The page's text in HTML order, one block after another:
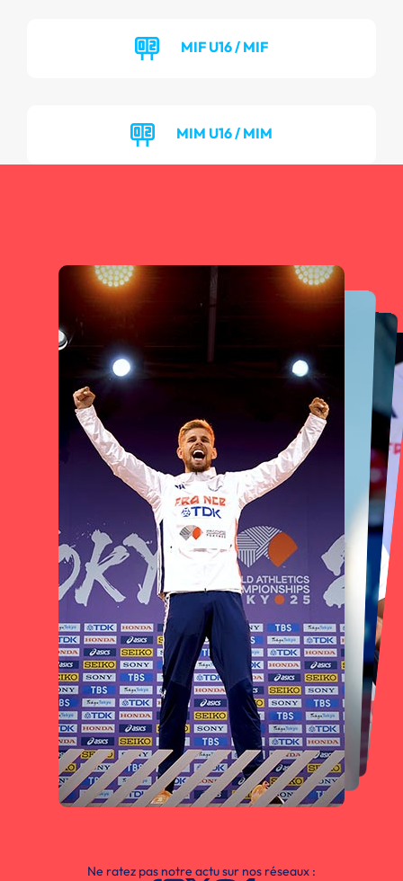
MIF U16 / MIF
MIM U16 / MIM
Ne ratez pas notre actu sur nos réseaux :